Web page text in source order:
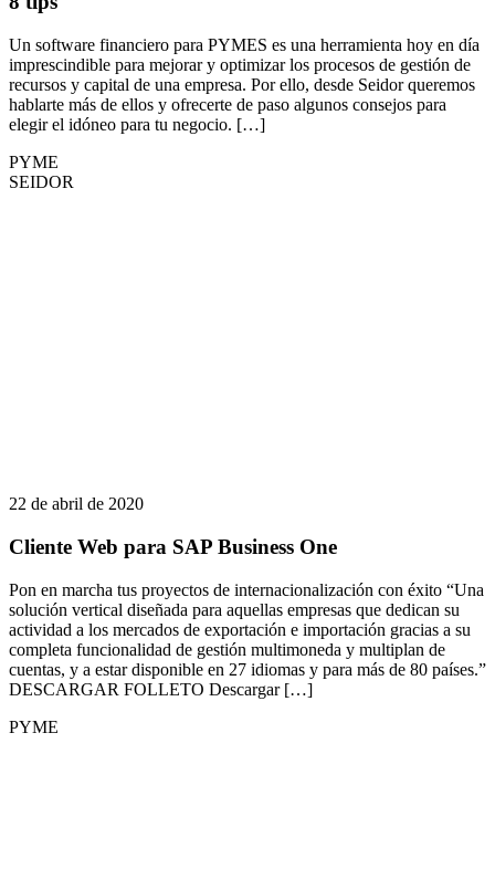
Un software financiero para PYMES es una herramienta hoy en día
imprescindible para mejorar y optimizar los procesos de gestión de
recursos y capital de una empresa. Por ello, desde Seidor queremos
hablarte más de ellos y ofrecerte de paso algunos consejos para
elegir el idóneo para tu negocio. […]
PYME
SEIDOR
22 de abril de 2020
Cliente Web para SAP Business One
Pon en marcha tus proyectos de internacionalización con éxito “Una
solución vertical diseñada para aquellas empresas que dedican su
actividad a los mercados de exportación e importación gracias a su
completa funcionalidad de gestión multimoneda y multiplan de
cuentas, y a estar disponible en 27 idiomas y para más de 80 países.”
DESCARGAR FOLLETO Descargar […]
PYME